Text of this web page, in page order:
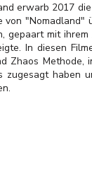
erwarb 2017
von "Nomadland"
gepaart mit
In diesen
Zhaos Methode,
zugesagt haben